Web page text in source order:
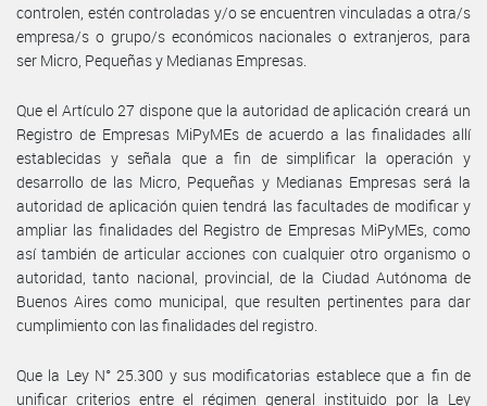
controlen, estén controladas y/o se encuentren vinculadas a otra/s
empresa/s o grupo/s económicos nacionales o extranjeros, para
ser Micro, Pequeñas y Medianas Empresas.
Que el Artículo 27 dispone que la autoridad de aplicación creará un
Registro de Empresas MiPyMEs de acuerdo a las finalidades allí
establecidas y señala que a fin de simplificar la operación y
desarrollo de las Micro, Pequeñas y Medianas Empresas será la
autoridad de aplicación quien tendrá las facultades de modificar y
ampliar las finalidades del Registro de Empresas MiPyMEs, como
así también de articular acciones con cualquier otro organismo o
autoridad, tanto nacional, provincial, de la Ciudad Autónoma de
Buenos Aires como municipal, que resulten pertinentes para dar
cumplimiento con las finalidades del registro.
Que la Ley N° 25.300 y sus modificatorias establece que a fin de
unificar criterios entre el régimen general instituido por la Ley